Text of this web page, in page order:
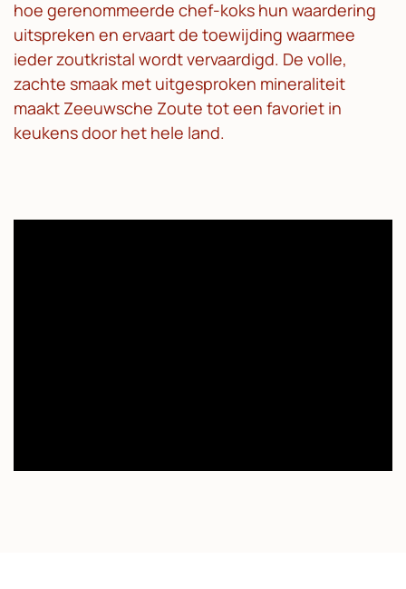
hoe gerenommeerde chef-koks hun waardering
uitspreken en ervaart de toewijding waarmee
ieder zoutkristal wordt vervaardigd. De volle,
zachte smaak met uitgesproken mineraliteit
maakt Zeeuwsche Zoute tot een favoriet in
keukens door het hele land.